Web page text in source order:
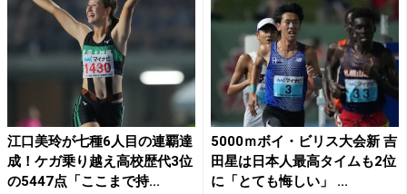
江口美玲が七種6人目の連覇達
成！ケガ乗り越え高校歴代3位
の5447点「ここまで持...
5000ｍボイ・ビリス大会新 吉
田星は日本人最高タイムも2位
に「とても悔しい」 ...